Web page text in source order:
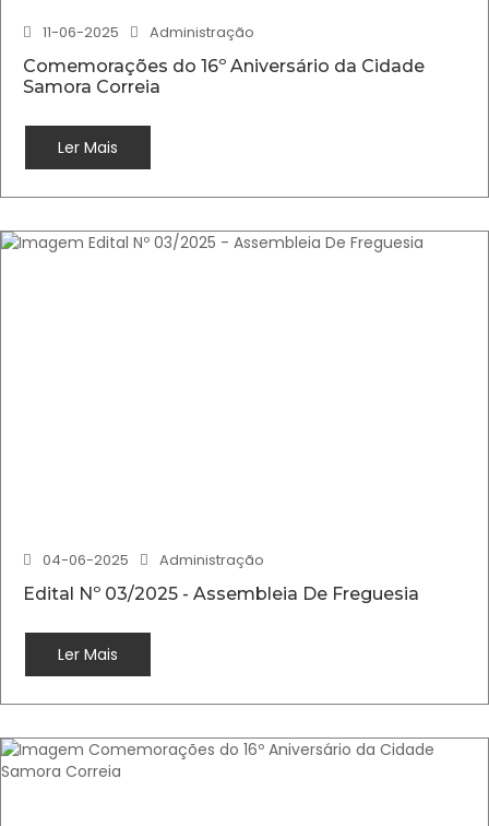
11-06-2025
Administração
Comemorações do 16º Aniversário da Cidade
Samora Correia
Ler Mais
04-06-2025
Administração
Edital Nº 03/2025 - Assembleia De Freguesia
Ler Mais